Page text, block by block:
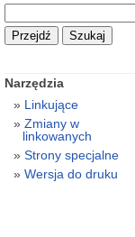
Narzędzia
Linkujące
Zmiany w
linkowanych
Strony specjalne
Wersja do druku